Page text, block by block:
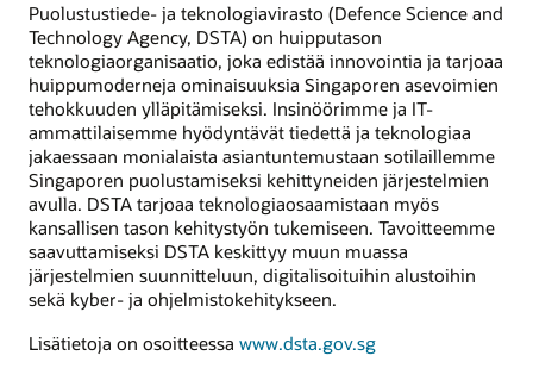
Puolustustiede- ja teknologiavirasto (Defence Science and
Technology Agency, DSTA) on huipputason
teknologiaorganisaatio, joka edistää innovointia ja tarjoaa
huippumoderneja ominaisuuksia Singaporen asevoimien
tehokkuuden ylläpitämiseksi. Insinöörimme ja IT-
ammattilaisemme hyödyntävät tiedettä ja teknologiaa
jakaessaan monialaista asiantuntemustaan sotilaillemme
Singaporen puolustamiseksi kehittyneiden järjestelmien
avulla. DSTA tarjoaa teknologiaosaamistaan myös
kansallisen tason kehitystyön tukemiseen. Tavoitteemme
saavuttamiseksi DSTA keskittyy muun muassa
järjestelmien suunnitteluun, digitalisoituihin alustoihin
sekä kyber- ja ohjelmistokehitykseen.
Lisätietoja on osoitteessa www.dsta.gov.sg